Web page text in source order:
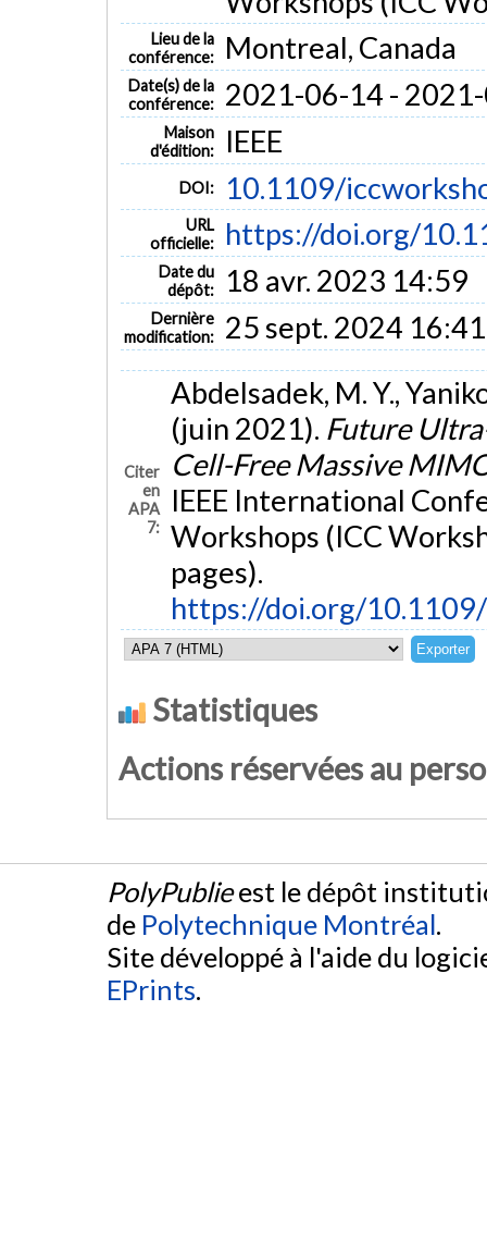
Lieu de la
conférence:
Montreal, Canada
Date(s) de la
conférence:
2021-06-14 -
Maison
d'édition:
IEEE
DOI: 10.1109/
URL
officielle:
https://doi.org/
Date du
dépôt:
18 avr. 2023 14:59
Dernière
modification:
25 sept. 2024 16:41
Citer
en
APA
7:
Abdelsadek, M. Y.,
(juin 2021). Future
Cell-Free Massive
IEEE International
Workshops (ICC
pages).
https://doi.org/
Statistiques
Actions réservées au
PolyPublieest le dépôt
de Polytechnique Montréal.
Site développé à l'aide du
EPrints.